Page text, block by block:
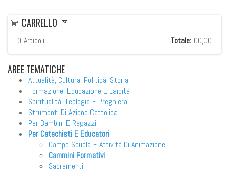
CARRELLO
0 Articoli Totale: €0,00
AREETEMATICHE
Attualità, Cultura, Politica, Storia
Formazione, Educazione E Laicità
Spiritualità, Teologia E Preghiera
Strumenti Di Azione Cattolica
Per Bambini E Ragazzi
Per Catechisti E Educatori
Campo Scuola E Attività Di Animazione
Cammini Formativi
Sacramenti